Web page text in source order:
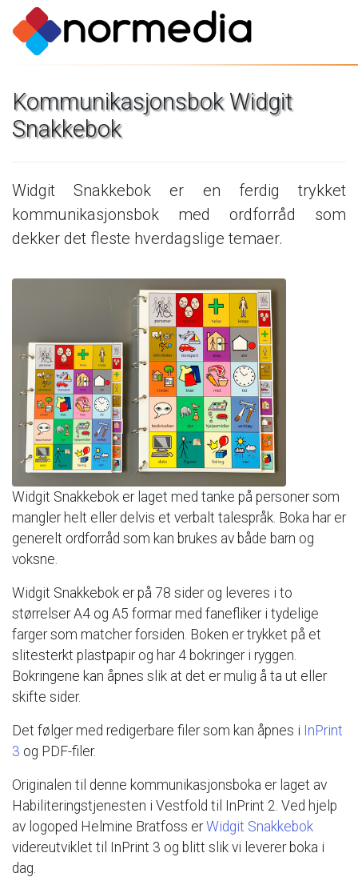
Kommunikasjonsbok Widgit
Snakkebok
Widgit Snakkebok er en ferdig
trykket
kommunikasjonsbok
med ordforråd
som
dekker det fleste hverdagslige temaer.
Widgit Snakkebok er laget med tanke på personer som
mangler helt eller delvis et verbalt talespråk. Boka har er
generelt ordforråd som kan brukes av både barn og
voksne.
Widgit Snakkebok er på 78 sider og leveres i to
størrelser A4 og A5 formar med fanefliker i tydelige
farger som matcher forsiden. Boken er trykket på et
slitesterkt plastpapir og har 4 bokringer i ryggen.
Bokringene kan åpnes slik at det er mulig å ta ut eller
skifte sider.
Det følger med redigerbare filer som kan åpnes i InPrint
3 og PDF-filer.
Originalen til denne kommunikasjonsboka er laget av
Habiliteringstjenesten i Vestfold til InPrint 2. Ved hjelp
av logoped Helmine Bratfoss er Widgit Snakkebok
videreutviklet til InPrint 3 og blitt slik vi leverer boka i
dag.